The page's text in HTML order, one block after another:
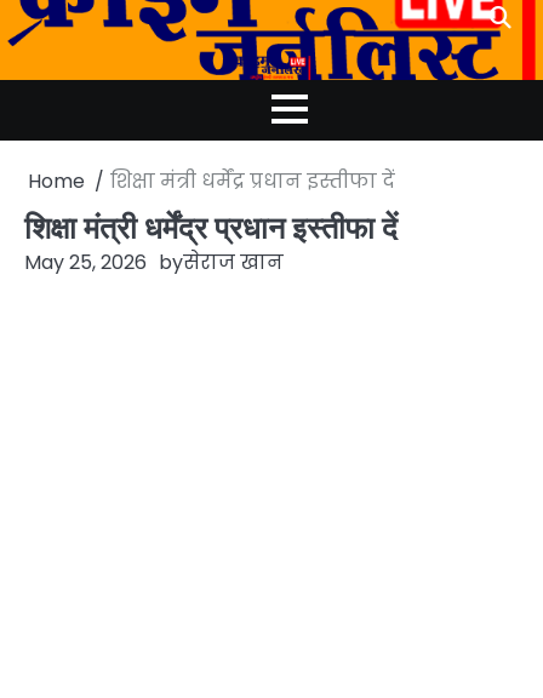
Skip
to
Home शिक्षा मंत्री धर्मेंद्र प्रधान इस्तीफा दें
शिक्षा मंत्री धर्मेंद्र प्रधान इस्तीफा दें
May 25, 2026 byसेराज खान